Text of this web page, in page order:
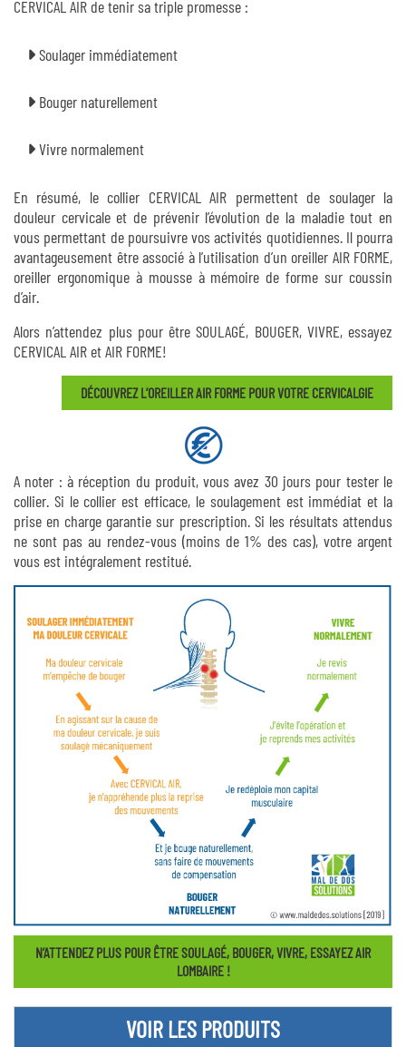
CERVICAL AIR de tenir sa triple promesse :
Soulager immédiatement
Bouger naturellement
Vivre normalement
En résumé, le collier CERVICAL AIR permettent de soulager la
douleur cervicale et de prévenir l’évolution de la maladie tout en
vous permettant de poursuivre vos activités quotidiennes. Il pourra
avantageusement être associé à l’utilisation d’un oreiller AIR FORME,
oreiller ergonomique à mousse à mémoire de forme sur coussin
d’air.
Alors n’attendez plus pour être SOULAGÉ, BOUGER, VIVRE, essayez
CERVICAL AIR et AIR FORME!
DÉCOUVREZ L’OREILLER AIR FORME POUR VOTRE CERVICALGIE
A noter : à réception du produit, vous avez 30 jours pour tester le
collier. Si le collier est efficace, le soulagement est immédiat et la
prise en charge garantie sur prescription. Si les résultats attendus
ne sont pas au rendez-vous (moins de 1% des cas), votre argent
vous est intégralement restitué.
N’ATTENDEZ PLUS POUR ÊTRE SOULAGÉ, BOUGER, VIVRE, ESSAYEZ AIR
LOMBAIRE !
VOIR LES PRODUITS